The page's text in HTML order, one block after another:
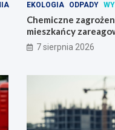
EKOLOGIA ODPADY
Chemiczne
mieszkańcy
odpady
7 sierpnia 2026